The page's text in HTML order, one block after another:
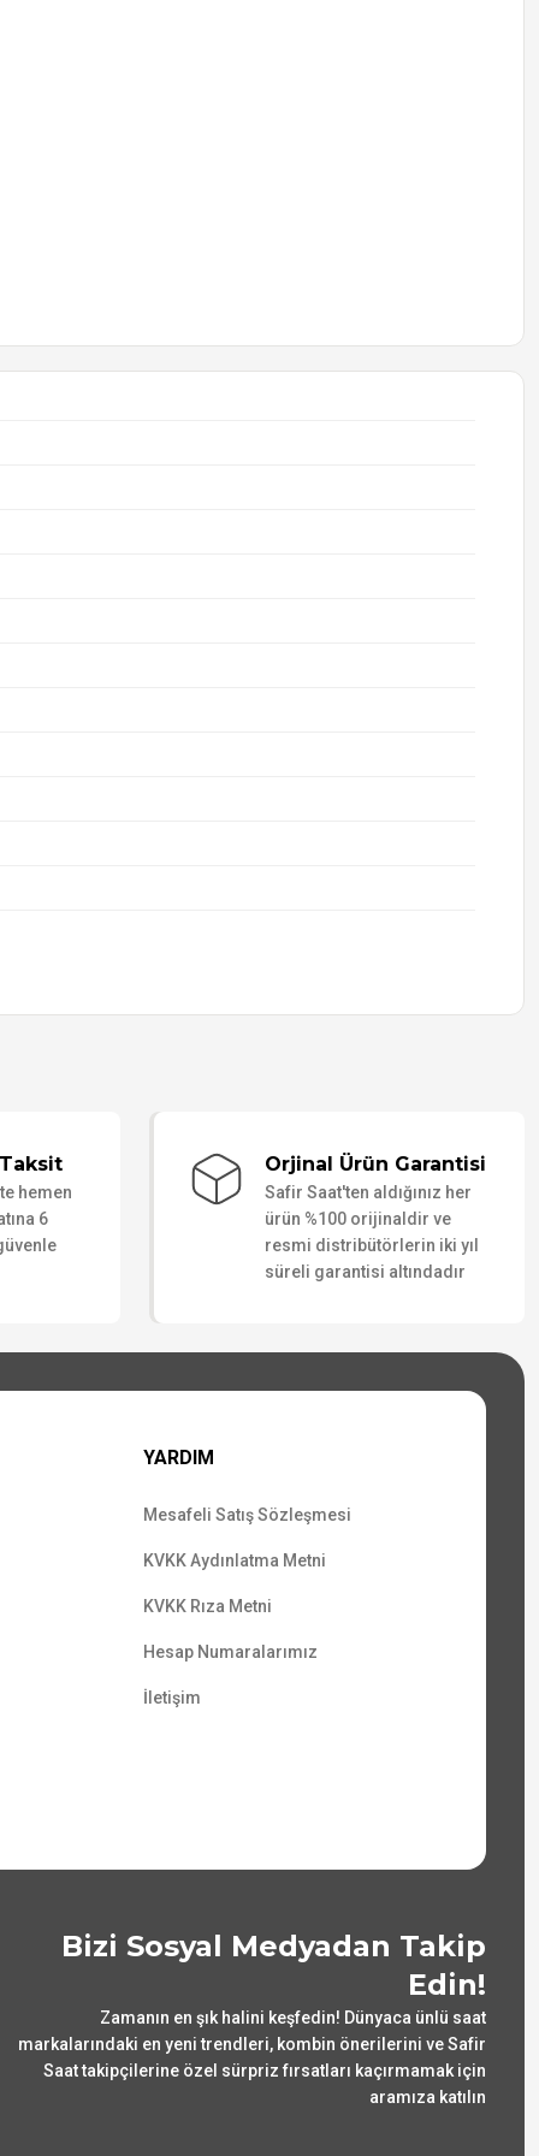
hemen
6
Orjinal Ürün Garantisi
Safir Saat'ten aldığınız her
ürün %100 orijinaldir ve
resmi distribütörlerin iki yıl
süreli garantisi altındadır
YARDIM
Mesafeli Satış Sözleşmesi
KVKK Aydınlatma Metni
KVKK Rıza Metni
Hesap Numaralarımız
İletişim
Bizi Sosyal Medyadan Takip
Edin!
Zamanın en şık halini keşfedin! Dünyaca ünlü saat
markalarındaki en yeni trendleri, kombin önerilerini ve Safir
Saat takipçilerine özel sürpriz fırsatları kaçırmamak için
aramıza katılın